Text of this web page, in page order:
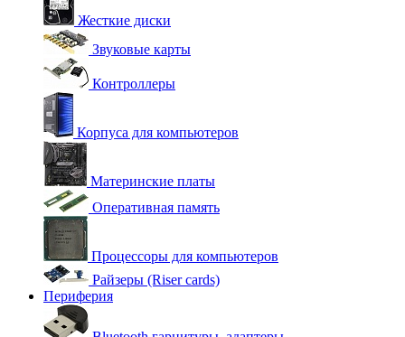
Жесткие диски
Звуковые карты
Контроллеры
Корпуса для компьютеров
Материнские платы
Оперативная память
Процессоры для компьютеров
Райзеры (Riser cards)
Периферия